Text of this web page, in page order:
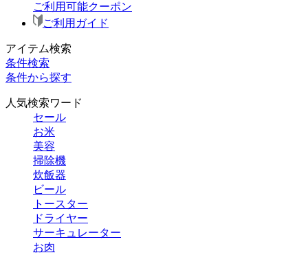
ご利用可能クーポン
ご利用ガイド
アイテム検索
条件検索
条件から探す
人気検索ワード
セール
お米
美容
掃除機
炊飯器
ビール
トースター
ドライヤー
サーキュレーター
お肉